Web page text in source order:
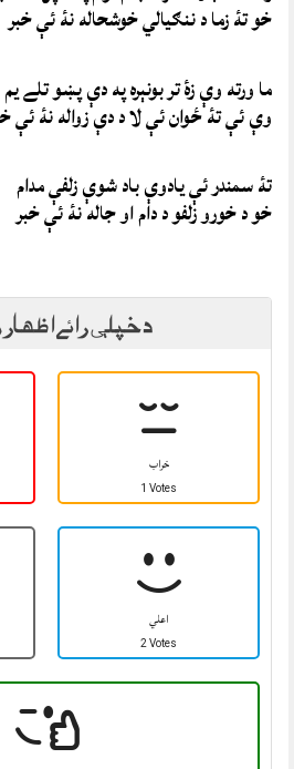
خو تۀ زما د ننګيالي خوشحاله نۀ ئې خبر
ما ورته وې زۀ تر بونېره په دې پښو تلے يم
وې ئې تۀ ځوان ئې لا د دې زواله نۀ ئې
تۀ سمندر ئې يادوې باد شوې زلفې مدام
خو د خورو زلفو د دام او جاله نۀ ئې خبر
د خپلې رائے
خراب
1 Votes
اعلي
2 Votes